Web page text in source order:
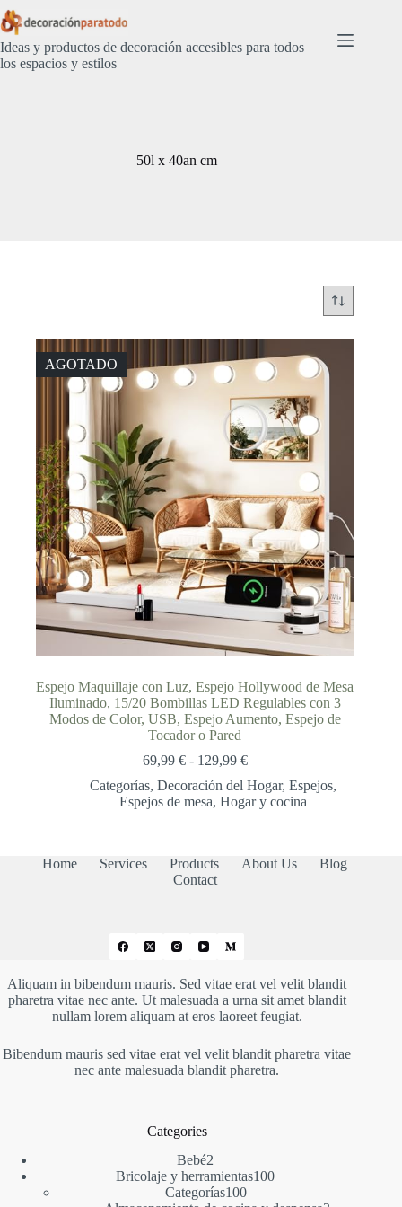
Saltar
al
contenido
Ideas y productos de decoración accesibles para todos
los espacios y estilos
50l x 40an cm
AGOTADO
Espejo Maquillaje con Luz, Espejo Hollywood de Mesa
Iluminado, 15/20 Bombillas LED Regulables con 3
Modos de Color, USB, Espejo Aumento, Espejo de
Tocador o Pared
69,99 € - 129,99 €Rango
precios:
desde
129,99 €
Categorías, Decoración del Hogar, Espejos,
Espejos de mesa, Hogar y cocina
Home Services Products About Us
Blog
Contact
Aliquam in bibendum mauris. Sed vitae erat vel velit blandit
pharetra vitae nec ante. Ut malesuada a urna sit amet blandit
nullam lorem aliquam at eros laoreet feugiat.
Bibendum mauris sed vitae erat vel velit blandit pharetra vitae
nec ante malesuada blandit pharetra.
Categories
Bebé22
productos
Bricolaje y herramientas100100
Categorías100100